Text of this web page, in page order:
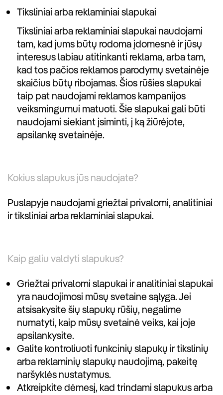
Tiksliniai arba reklaminiai slapukai
Tiksliniai arba reklaminiai slapukai naudojami
tam, kad jums būtų rodoma įdomesnė ir jūsų
interesus labiau atitinkanti reklama, arba tam,
kad tos pačios reklamos parodymų svetainėje
skaičius būtų ribojamas. Šios rūšies slapukai
taip pat naudojami reklamos kampanijos
veiksmingumui matuoti. Šie slapukai gali būti
naudojami siekiant įsiminti, į ką žiūrėjote,
apsilankę svetainėje.
Kokius slapukus jūs naudojate?
Puslapyje naudojami griežtai privalomi, analitiniai
ir tiksliniai arba reklaminiai slapukai.
Kaip galiu valdyti slapukus?
Griežtai privalomi slapukai ir analitiniai slapukai
yra naudojimosi mūsų svetaine sąlyga. Jei
atsisakysite šių slapukų rūšių, negalime
numatyti, kaip mūsų svetainė veiks, kai joje
apsilankysite.
Galite kontroliuoti funkcinių slapukų ir tikslinių
arba reklaminių slapukų naudojimą, pakeitę
naršyklės nustatymus.
Atkreipkite dėmesį, kad trindami slapukus arba